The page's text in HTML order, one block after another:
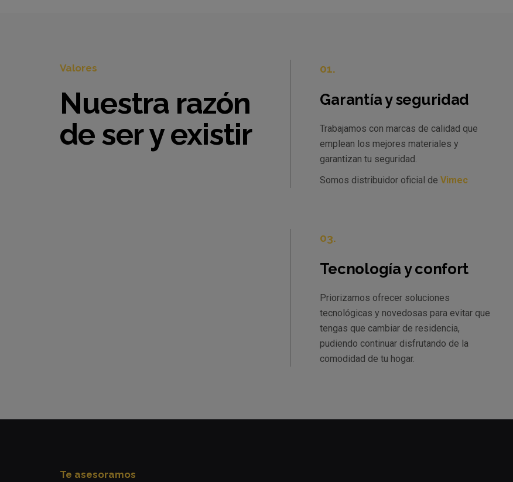
Valores
Nuestra razón
de ser y existir
01.
Garantía y seguridad
Trabajamos con marcas de calidad que
emplean los mejores materiales y
garantizan tu seguridad.
Somos distribuidor oficial deVimec
03.
Tecnología y confort
Priorizamos ofrecer soluciones
tecnológicas y novedosas para evitar que
tengas que cambiar de residencia,
pudiendo continuar disfrutando de la
comodidad de tu hogar.
Te asesoramos